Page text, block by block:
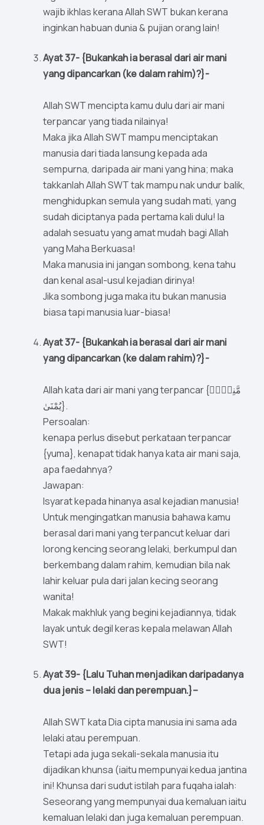
wajib ikhlas kerana Allah SWT bukan kerana
inginkan habuan dunia & pujian orang lain!
Ayat 37- {Bukankah ia berasal dari air mani
yang dipancarkan (ke dalam rahim)?}-
Allah SWT mencipta kamu dulu dari air mani
terpancar yang tiada nilainya!
Maka jika Allah SWT mampu menciptakan
manusia dari tiada lansung kepada ada
sempurna, daripada air mani yang hina; maka
takkanlah Allah SWT tak mampu nak undur balik,
menghidupkan semula yang sudah mati, yang
sudah diciptanya pada pertama kali dulu! Ia
adalah sesuatu yang amat mudah bagi Allah
yang Maha Berkuasa!
Maka manusia ini jangan sombong, kena tahu
dan kenal asal-usul kejadian dirinya!
Jika sombong juga maka itu bukan manusia
biasa tapi manusia luar-biasa!
Ayat 37- {Bukankah ia berasal dari air mani
yang dipancarkan (ke dalam rahim)?}-
Allah kata dari air mani yang terpancar {مَّنِىٍّۢ
يُمْنَىٰ}.
Persoalan:
kenapa perlus disebut perkataan terpancar
{yuma}, kenapat tidak hanya kata air mani saja,
apa faedahnya?
Jawapan:
Isyarat kepada hinanya asal kejadian manusia!
Untuk mengingatkan manusia bahawa kamu
berasal dari mani yang terpancut keluar dari
lorong kencing seorang lelaki, berkumpul dan
berkembang dalam rahim, kemudian bila nak
lahir keluar pula dari jalan kecing seorang
wanita!
Makak makhluk yang begini kejadiannya, tidak
layak untuk degil keras kepala melawan Allah
SWT!
Ayat 39- {Lalu Tuhan menjadikan daripadanya
dua jenis – lelaki dan perempuan.}–
Allah SWT kata Dia cipta manusia ini sama ada
lelaki atau perempuan.
Tetapi ada juga sekali-sekala manusia itu
dijadikan khunsa (iaitu mempunyai kedua jantina
ini! Khunsa dari sudut istilah para fuqaha ialah:
Seseorang yang mempunyai dua kemaluan iaitu
kemaluan lelaki dan juga kemaluan perempuan.